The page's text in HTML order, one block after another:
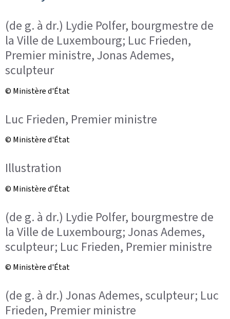
l
e
(de g. à dr.) Lydie Polfer, bourgmestre de
la Ville de Luxembourg; Luc Frieden,
Premier ministre, Jonas Ademes,
sculpteur
© Ministère d'État
Luc Frieden, Premier ministre
© Ministère d'État
Illustration
© Ministère d’État
(de g. à dr.) Lydie Polfer, bourgmestre de
la Ville de Luxembourg; Jonas Ademes,
sculpteur; Luc Frieden, Premier ministre
© Ministère d'État
(de g. à dr.) Jonas Ademes, sculpteur; Luc
Frieden, Premier ministre